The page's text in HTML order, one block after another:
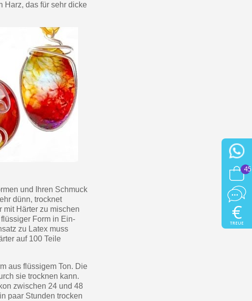
Harz, das für sehr dicke
und Ihren Schmuck
dünn, trocknet
Härter zu mischen
Form in Ein-
zu Latex muss
auf 100 Teile
aus flüssigem Ton. Die
sie trocknen kann.
zwischen 24 und 48
paar Stunden trocken
45
€
TREUE